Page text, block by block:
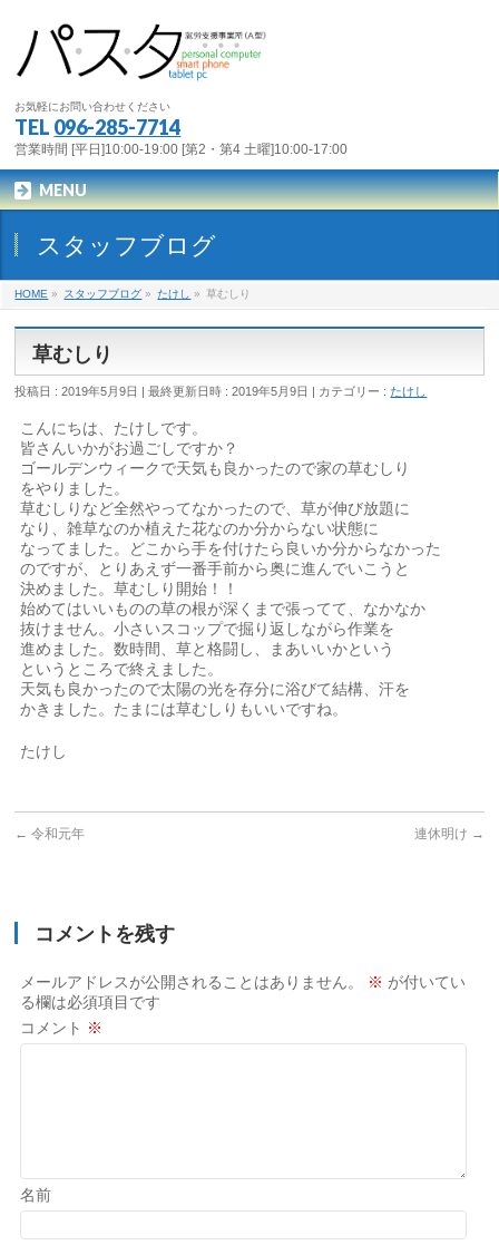
お気軽にお問い合わせください
TEL 096-285-7714
営業時間 [平日]10:00-19:00 [第2・第4 土曜]10:00-17:00
MENU
スタッフブログ
HOME » スタッフブログ » たけし » 草むしり
草むしり
投稿日 : 2019年5月9日 最終更新日時 : 2019年5月9日 カテゴリー :たけし
こんにちは、たけしです。
皆さんいかがお過ごしですか？
ゴールデンウィークで天気も良かったので家の草むしり
をやりました。
草むしりなど全然やってなかったので、草が伸び放題に
なり、雑草なのか植えた花なのか分からない状態に
なってました。どこから手を付けたら良いか分からなかった
のですが、とりあえず一番手前から奥に進んでいこうと
決めました。草むしり開始！！
始めてはいいものの草の根が深くまで張ってて、なかなか
抜けません。小さいスコップで掘り返しながら作業を
進めました。数時間、草と格闘し、まあいいかという
というところで終えました。
天気も良かったので太陽の光を存分に浴びて結構、汗を
かきました。たまには草むしりもいいですね。
たけし
← 令和元年 連休明け →
コメントを残す
メールアドレスが公開されることはありません。 ※ が付いてい
る欄は必須項目です
コメント ※
名前